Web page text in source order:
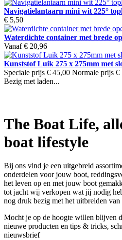
Navigatielantaarn mini wit 225°
€ 5,50
Waterdichte container met brede
Vanaf € 20,96
Kunststof Luik 275 x 275mm met
Speciale prijs € 45,00 Normale prijs €
Bezig met laden...
The Boat Life,
boat lifestyle
Bij ons vind je een uitgebreid
onderdelen voor jouw boot,
het leven op en met jouw boot
tot jacht wij verkopen wat jij nodig
nog druk bezig met het uitbreiden van
Mocht je op de hoogte willen blijven
nieuwe producten en tips & tricks,
nieuwsbrief